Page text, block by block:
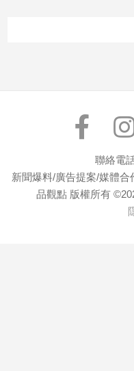
聯絡電
新聞爆料/廣告提案/媒體
品觀點 版權所有